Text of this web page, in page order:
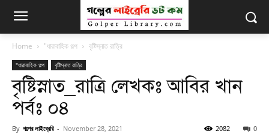
Home "ধারাবাহিক গল্প বৃষ্টিস্নাত রাত্রি
"ধারাবাহিক গল্প বৃষ্টিস্নাত রাত্রি
বৃষ্টিস্নাত_রাত্রি লেখকঃ আবির খান
পর্বঃ ০৪
By গল্পের লাইব্রেরি - November 28, 2021 0
2082